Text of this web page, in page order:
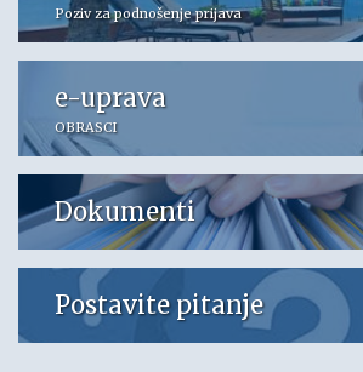
Poziv za podnošenje prijava
e-uprava
OBRASCI
Dokumenti
Postavite pitanje